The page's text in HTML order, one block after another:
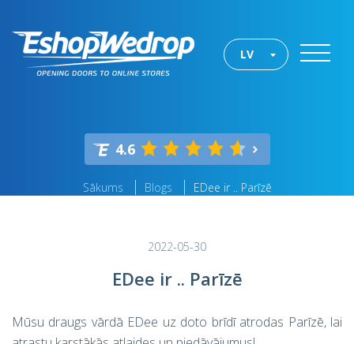
LV
4.6
Sākums Blogs EDee ir .. Parīzē
2022-05-30
EDee ir .. Parīzē
Mūsu draugs vārdā EDee uz doto brīdī atrodas Parīzē, lai